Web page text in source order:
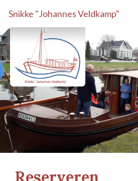
Snikke "Johannes Veldkamp"
Reserveren